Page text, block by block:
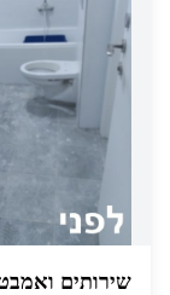
שירותים